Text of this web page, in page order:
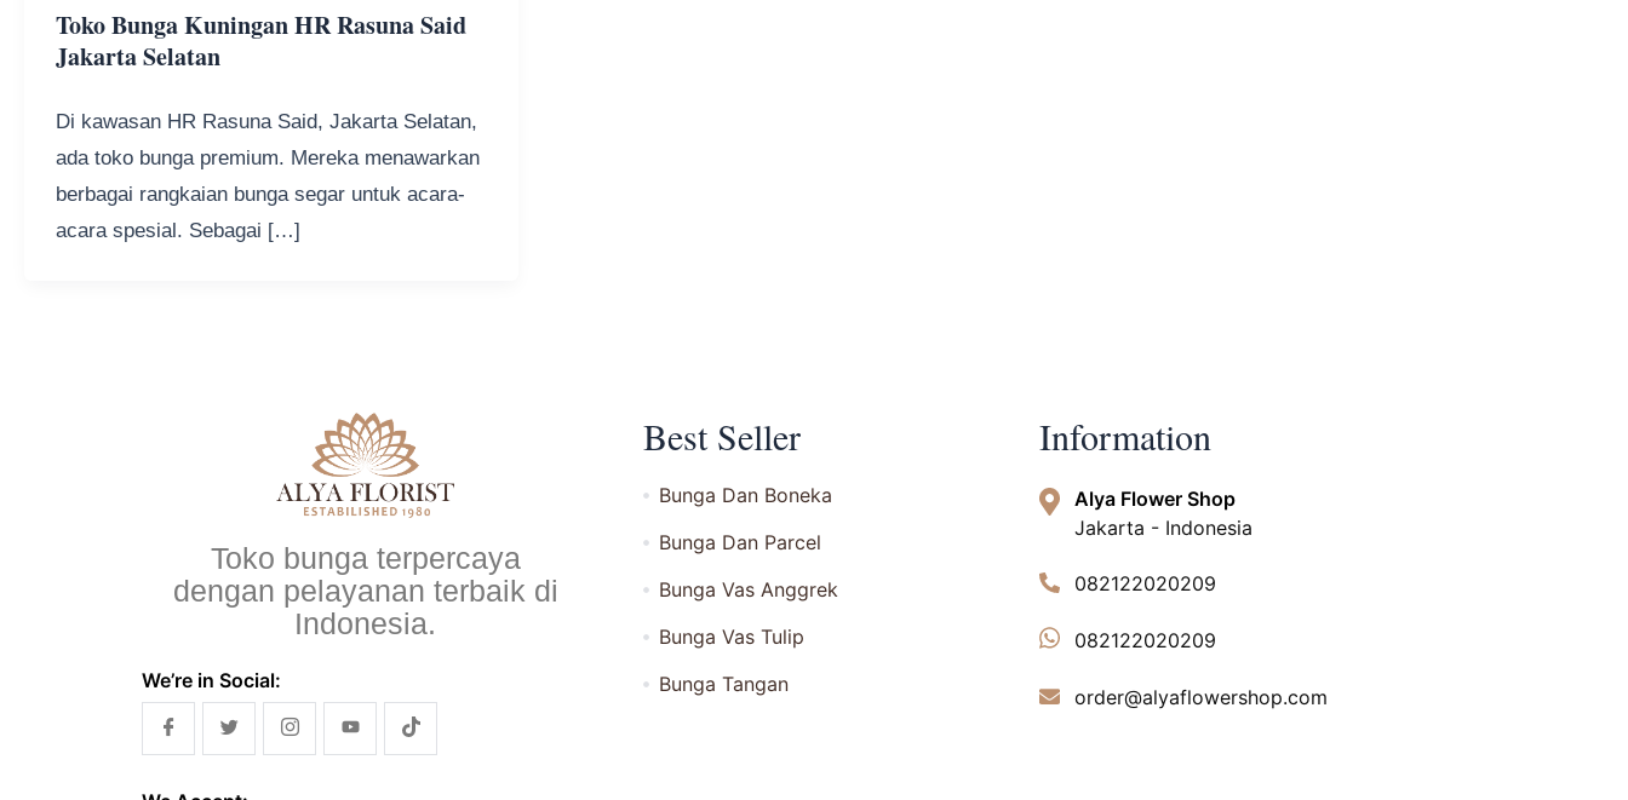
Toko Bunga Kuningan HR Rasuna Said
Jakarta Selatan
Di kawasan HR Rasuna Said, Jakarta Selatan,
ada toko bunga premium. Mereka menawarkan
berbagai rangkaian bunga segar untuk acara-
acara spesial. Sebagai […]
Toko bunga terpercaya
dengan pelayanan terbaik di
Indonesia.
We’re in Social:
Best Seller
Bunga Dan Boneka
Bunga Dan Parcel
Bunga Vas Anggrek
Bunga Vas Tulip
Bunga Tangan
Information
Alya Flower Shop
Jakarta - Indonesia
082122020209
082122020209
order@alyaflowershop.com